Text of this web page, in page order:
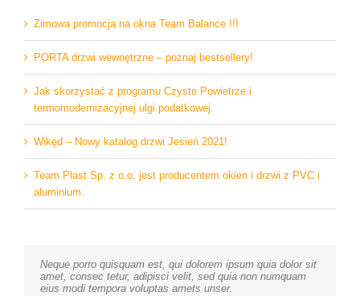
Zimowa promocja na okna Team Balance !!!
PORTA drzwi wewnętrzne – poznaj bestsellery!
Jak skorzystać z programu Czyste Powietrze i
termomodernizacyjnej ulgi podatkowej.
Wikęd – Nowy katalog drzwi Jesień 2021!
Team Plast Sp. z o.o. jest producentem okien i drzwi z PVC i
aluminium.
Neque porro quisquam est, qui dolorem ipsum quia dolor sit
amet, consec tetur, adipisci velit, sed quia non numquam
eius modi tempora voluptas amets unser.
Aliquam erat volutpat. Quisque at est id ligula facilisis
laoreet eget pulvinar nibh. Suspendisse at ultrices dui.
Curabitur ac felis arcu sadips ipsums fugiats nemis.